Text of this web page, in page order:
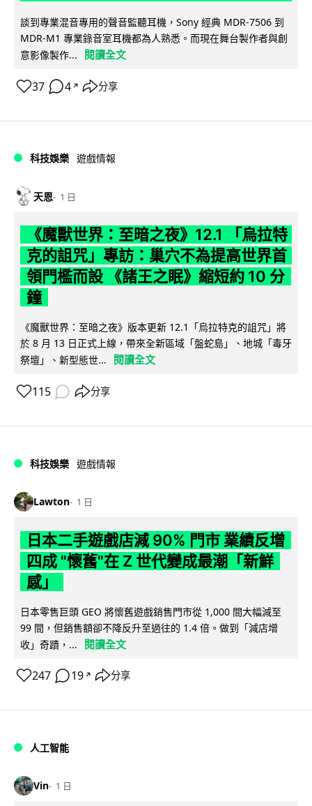
談到專業混音專用的聲音監聽耳機，Sony 經典 MDR-7506 到
MDR-M1 專業錄音室耳機都為人熟悉。而現在舞台製作者與創
意影像製作...
閱讀全文
37 4 ↗ 分享
科技娛樂 遊戲情報
天恩 1 日
《魔獸世界：至暗之夜》12.1 「烏拉特
克的詛咒」專訪：巢穴不為提高世界首
領門檻而設 《諸王之眠》縮短約 10 分
鐘
《魔獸世界：至暗之夜》版本更新 12.1「烏拉特克的詛咒」將
於 8 月 13 日正式上線，帶來全新區域「盤蛇島」、地城「毒牙
祭壇」、新型態世...
閱讀全文
115 分享
科技娛樂 遊戲情報
Lawton 1 日
日本二手遊戲店減 90% 門市 業績反增
四成 "懷舊"在 Z 世代變成最潮「新鮮
感」
日本零售巨頭 GEO 將懷舊遊戲銷售門市從 1,000 間大幅減至
99 間，但銷售額卻不降反升至過往的 1.4 倍。做到「減店增
收」奇蹟，...
閱讀全文
247 19 ↗ 分享
人工智能
Vin 1 日